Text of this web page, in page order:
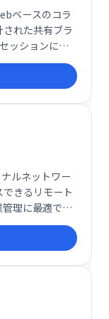
ベースのコラ
れた共有ブラ
ッションに最
メンバーと同
。
ルネットワー
きるリモート
理に最適で、
クセスできま
ートワークを